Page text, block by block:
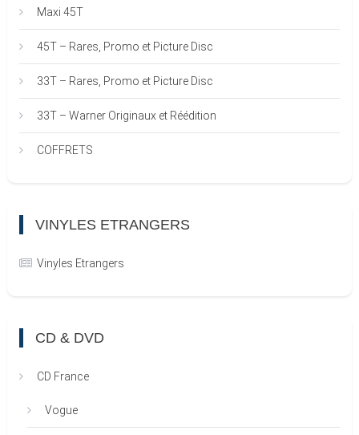
Maxi 45T
45T – Rares, Promo et Picture Disc
33T – Rares, Promo et Picture Disc
33T – Warner Originaux et Réédition
COFFRETS
VINYLES ETRANGERS
Vinyles Etrangers
CD & DVD
CD France
Vogue